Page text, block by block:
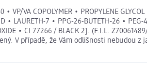
VP/VA COPOLYMER • PROPYLENE
• LAURETH-7 • PPG-26-BUTETH-26 •
• CI 77266 / BLACK 2]. (F.I.L.
V případě, že Vám odlišnosti nebudou